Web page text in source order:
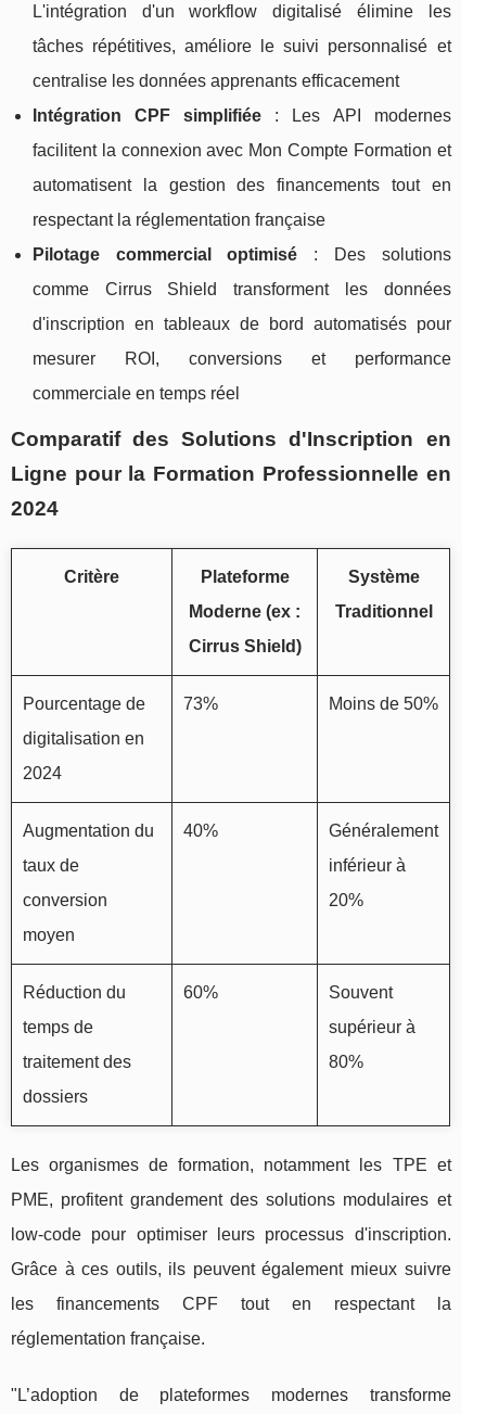
L'intégration d'un workflow digitalisé élimine les
tâches répétitives, améliore le suivi personnalisé et
centralise les données apprenants efficacement
Intégration CPF simplifiée : Les API modernes
facilitent la connexion avec Mon Compte Formation et
automatisent la gestion des financements tout en
respectant la réglementation française
Pilotage commercial optimisé : Des solutions
comme Cirrus Shield transforment les données
d'inscription en tableaux de bord automatisés pour
mesurer ROI, conversions et performance
commerciale en temps réel
Comparatif des Solutions d'Inscription en
Ligne pour la Formation Professionnelle en
2024
Critère
Plateforme
Moderne (ex :
Cirrus Shield)
Système
Traditionnel
Pourcentage de
digitalisation en
2024
73% Moins de 50%
Augmentation du
taux de
conversion
moyen
40%
Généralement
inférieur à
20%
Réduction du
temps de
traitement des
dossiers
60%
Souvent
supérieur à
80%
Les organismes de formation, notamment les TPE et
PME, profitent grandement des solutions modulaires et
low-code pour optimiser leurs processus d'inscription.
Grâce à ces outils, ils peuvent également mieux suivre
les financements CPF tout en respectant la
réglementation française.
"L’adoption de plateformes modernes transforme